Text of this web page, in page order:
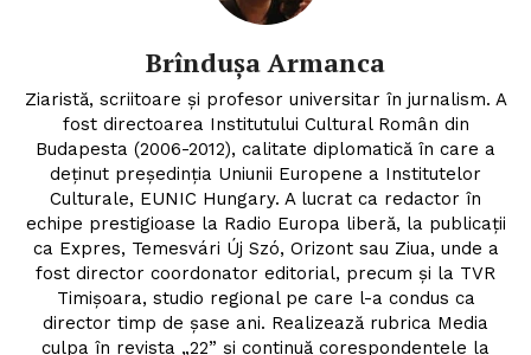
Brîndușa Armanca
Ziaristă, scriitoare şi profesor universitar în jurnalism. A
fost directoarea Institutului Cultural Român din
Budapesta (2006-2012), calitate diplomatică în care a
deținut președinția Uniunii Europene a Institutelor
Culturale, EUNIC Hungary. A lucrat ca redactor în
echipe prestigioase la Radio Europa liberă, la publicații
ca Expres, Temesvári Új Szó, Orizont sau Ziua, unde a
fost director coordonator editorial, precum și la TVR
Timişoara, studio regional pe care l-a condus ca
director timp de şase ani. Realizează rubrica Media
culpa în revista „22” și continuă corespondențele la